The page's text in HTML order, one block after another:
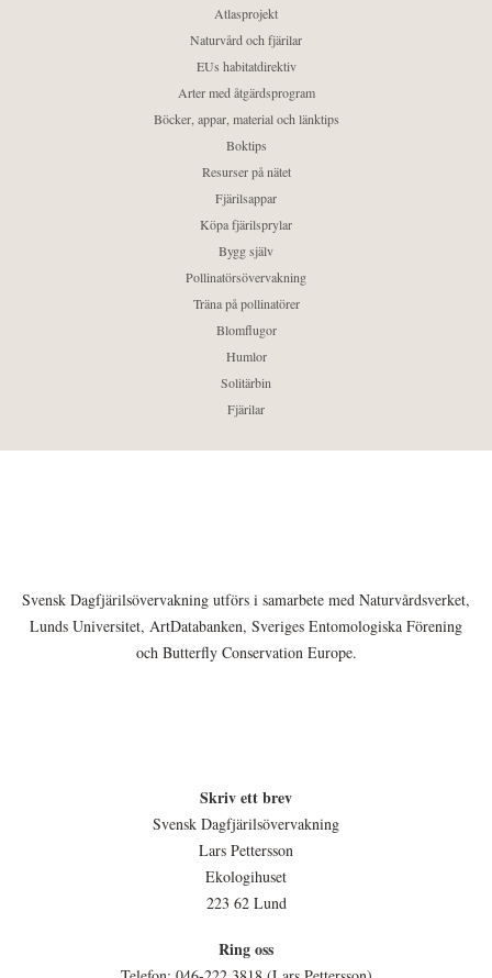
Atlasprojekt
Naturvård och fjärilar
EUs habitatdirektiv
Arter med åtgärdsprogram
Böcker, appar, material och länktips
Boktips
Resurser på nätet
Fjärilsappar
Köpa fjärilsprylar
Bygg själv
Pollinatörsövervakning
Träna på pollinatörer
Blomflugor
Humlor
Solitärbin
Fjärilar
Svensk Dagfjärilsövervakning utförs i samarbete med Naturvårdsverket,
Lunds Universitet, ArtDatabanken, Sveriges Entomologiska Förening
och Butterfly Conservation Europe.
Skriv ett brev
Svensk Dagfjärilsövervakning
Lars Pettersson
Ekologihuset
223 62 Lund
Ring oss